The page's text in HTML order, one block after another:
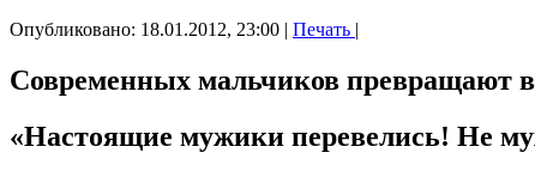
Опубликовано: 18.01.2012, 23:00 | Печать |
Современных мальчиков превращают
«Настоящие мужики перевелись! Не